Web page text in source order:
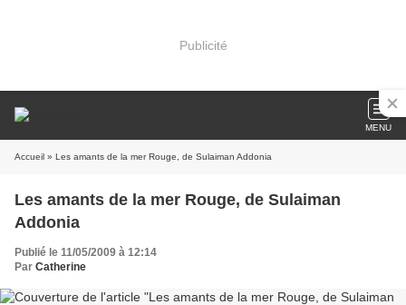
Publicité
MENU
Accueil » Les amants de la mer Rouge, de Sulaiman Addonia
Les amants de la mer Rouge, de Sulaiman
Addonia
Publié le 11/05/2009 à 12:14
Par Catherine